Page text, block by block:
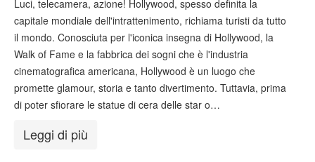
Viaggio senza Visto
Verificare ESTA
ESTA info
Contatto
Luci, telecamera, azione! Hollywood, spesso definita la
capitale mondiale dell'intrattenimento, richiama turisti da tutto
il mondo. Conosciuta per l'iconica insegna di Hollywood, la
Walk of Fame e la fabbrica dei sogni che è l'industria
cinematografica americana, Hollywood è un luogo che
promette glamour, storia e tanto divertimento. Tuttavia, prima
di poter sfiorare le statue di cera delle star o…
Leggi di più